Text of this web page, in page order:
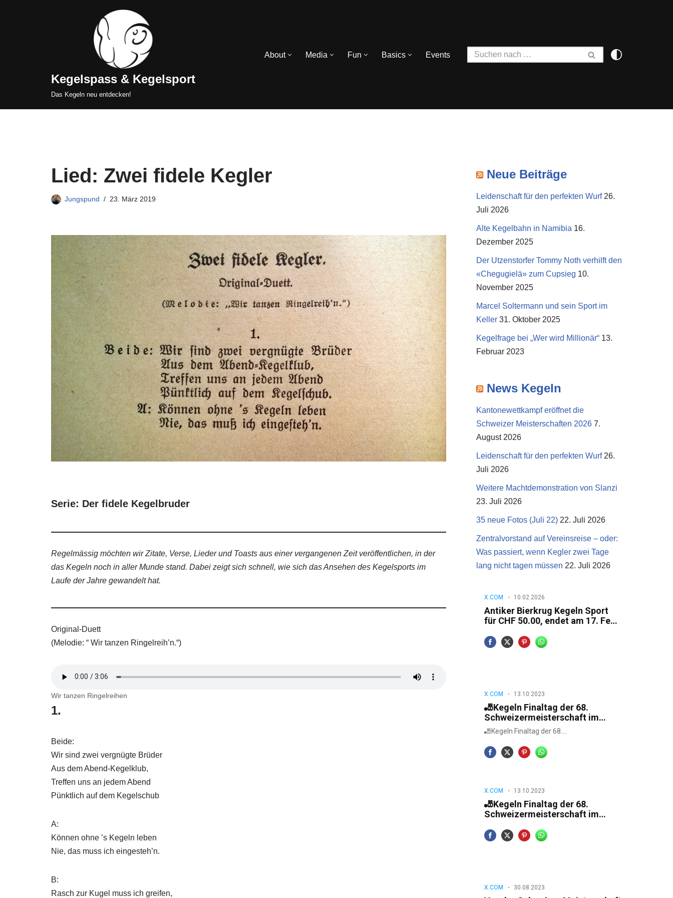
Kegelspass & Kegelsport
Das Kegeln neu entdecken!
About Media Fun Basics Events
Lied: Zwei fidele Kegler
Jungspund 23. März 2019
Serie: Der fidele Kegelbruder
Regelmässig möchten wir Zitate, Verse, Lieder und Toasts aus einer vergangenen Zeit veröffentlichen, in der
das Kegeln noch in aller Munde stand. Dabei zeigt sich schnell, wie sich das Ansehen des Kegelsports im
Laufe der Jahre gewandelt hat.
Original-Duett
(Melodie: “ Wir tanzen Ringelreih’n.“)
Wir tanzen Ringelreihen
1.
Beide:
Wir sind zwei vergnügte Brüder
Aus dem Abend-Kegelklub,
Treffen uns an jedem Abend
Pünktlich auf dem Kegelschub
A:
Können ohne ’s Kegeln leben
Nie, das muss ich eingesteh’n.
B:
Rasch zur Kugel muss ich greifen,
Neue Beiträge
Leidenschaft für den perfekten Wurf 26.
Juli 2026
Alte Kegelbahn in Namibia 16.
Dezember 2025
Der Utzenstorfer Tommy Noth verhilft den
«Chegugielä» zum Cupsieg 10.
November 2025
Marcel Soltermann und sein Sport im
Keller 31. Oktober 2025
Kegelfrage bei „Wer wird Millionär“ 13.
Februar 2023
News Kegeln
Kantonewettkampf eröffnet die
Schweizer Meisterschaften 2026 7.
August 2026
Leidenschaft für den perfekten Wurf 26.
Juli 2026
Weitere Machtdemonstration von Slanzi
23. Juli 2026
35 neue Fotos (Juli 22) 22. Juli 2026
Zentralvorstand auf Vereinsreise – oder:
Was passiert, wenn Kegler zwei Tage
lang nicht tagen müssen 22. Juli 2026